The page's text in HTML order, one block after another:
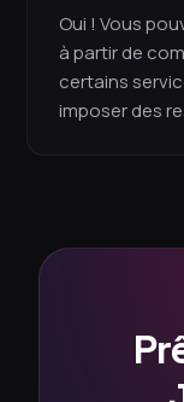
Oui ! Vous
à partir de
certains
imposer des